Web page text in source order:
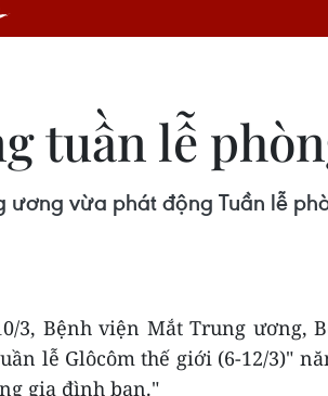
tuần lễ
ương vừa phát động Tuần lễ
3, Bệnh viện Mắt Trung ương,
lễ Glôcôm thế giới (6-12/3)"
gia đình bạn."